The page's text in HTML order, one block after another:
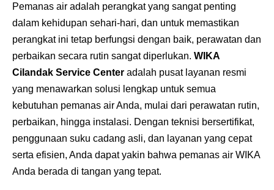
Pemanas air adalah perangkat yang sangat penting
dalam kehidupan sehari-hari, dan untuk memastikan
perangkat ini tetap berfungsi dengan baik, perawatan dan
perbaikan secara rutin sangat diperlukan. WIKA
Cilandak Service Center adalah pusat layanan resmi
yang menawarkan solusi lengkap untuk semua
kebutuhan pemanas air Anda, mulai dari perawatan rutin,
perbaikan, hingga instalasi. Dengan teknisi bersertifikat,
penggunaan suku cadang asli, dan layanan yang cepat
serta efisien, Anda dapat yakin bahwa pemanas air WIKA
Anda berada di tangan yang tepat.